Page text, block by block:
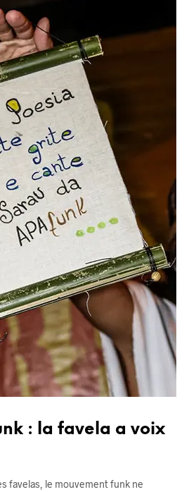
: la favela a voix
favelas, le mouvement funk ne